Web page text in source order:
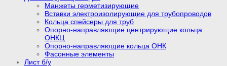
Манжеты герметизирующие
Вставки электроизолирующие для трубопроводов
Кольца спейсеры для труб
Опорно-направляющие центрирующие кольца
ОНКЦ
Опорно-направляющие кольца ОНК
Фасонные элементы
Лист б/у